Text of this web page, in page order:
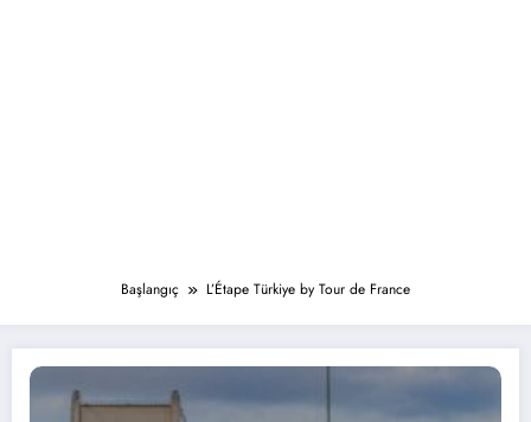
Başlangıç L’Étape Türkiye by Tour de France